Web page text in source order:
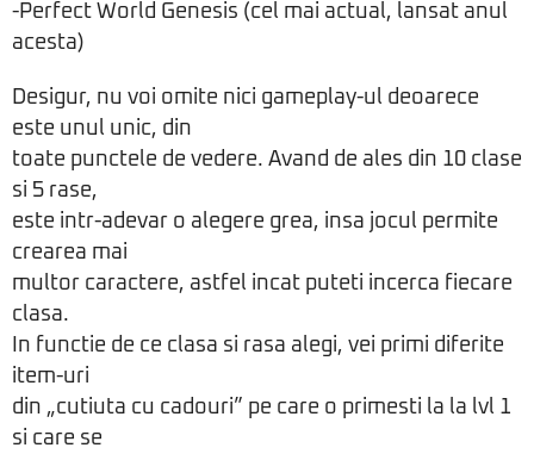
-Perfect World Genesis (cel mai actual, lansat anul
acesta)
Desigur, nu voi omite nici gameplay-ul deoarece
este unul unic, din
toate punctele de vedere. Avand de ales din 10 clase
si 5 rase,
este intr-adevar o alegere grea, insa jocul permite
crearea mai
multor caractere, astfel incat puteti incerca fiecare
clasa.
In functie de ce clasa si rasa alegi, vei primi diferite
item-uri
din „cutiuta cu cadouri” pe care o primesti la la lvl 1
si care se